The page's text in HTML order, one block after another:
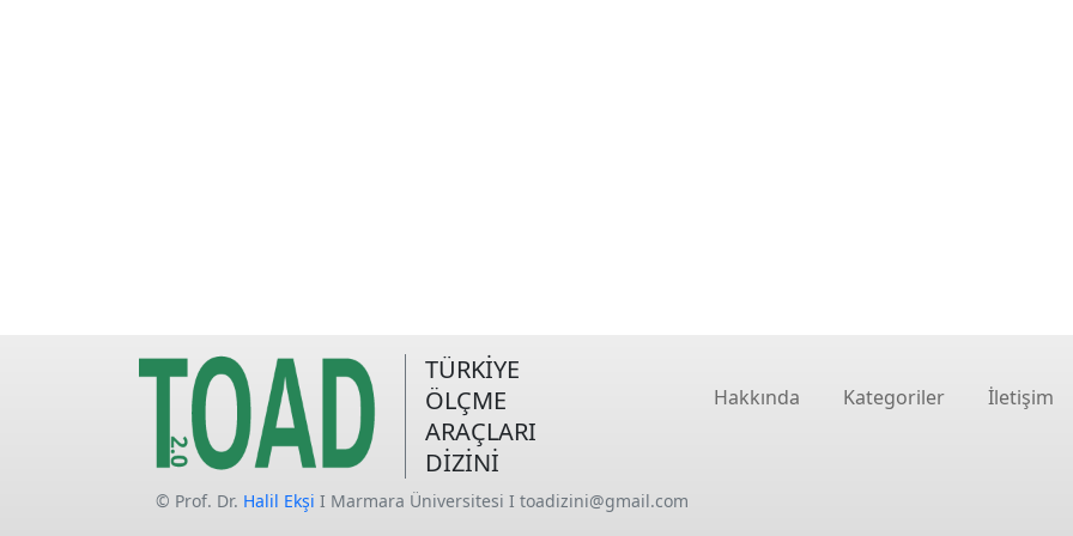
TÜRKİYE
ÖLÇME
ARAÇLARI
DİZİNİ
Hakkında Kategoriler İletişim
© Prof. Dr. Halil Ekşi I Marmara Üniversitesi I toadizini@gmail.com